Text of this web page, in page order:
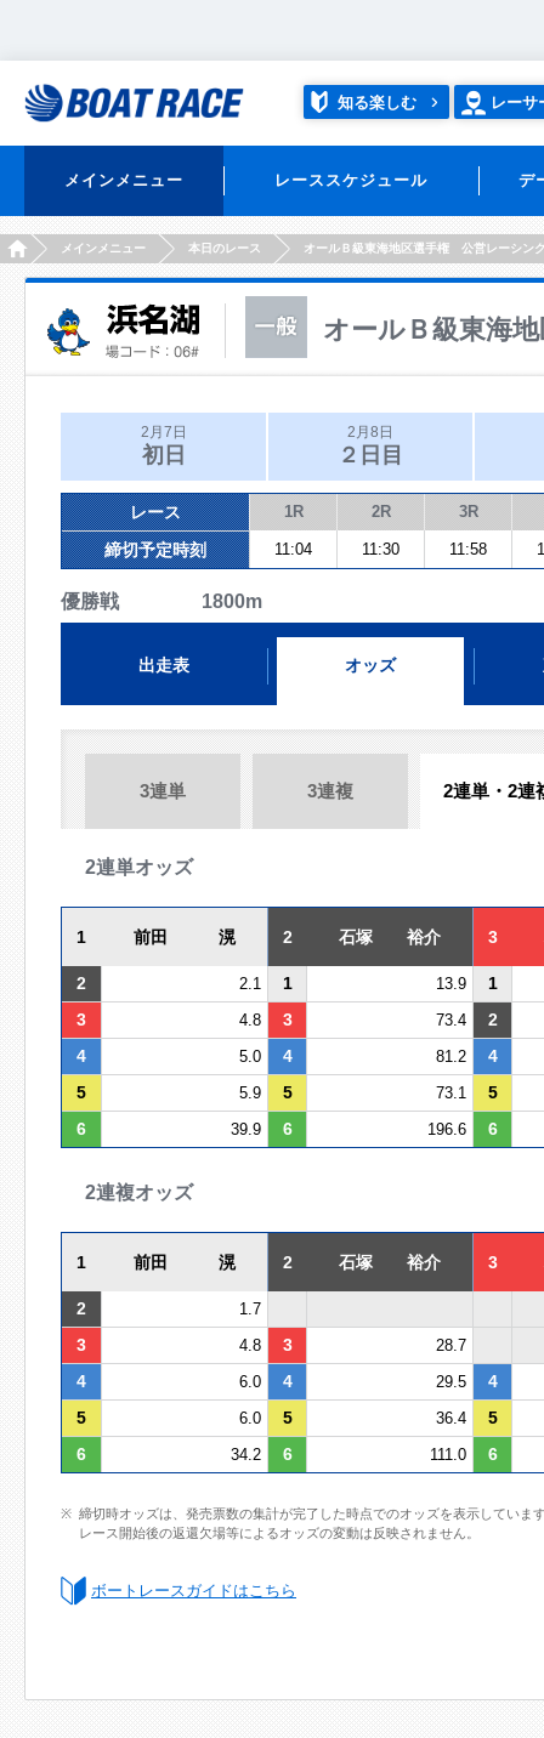
知る楽しむ レーサ
メインメニュー レーススケジュール デ
HOMEメインメニュー 本日のレース オールＢ級東海地区選手権 公営レーシン
オールＢ級東海
2月7日
初日
2月8日
２日目
レース 1R 2R 3R
締切予定時刻 11:04 11:30 11:58
優勝戦 1800m
出走表 オッズ
3連単 3連複 2連単・2連
2連単オッズ
1 前田 滉 2 石塚 裕介 3
2 2.1 1 13.9
1
3
4.8 3 73.4
2
4
5.0 4 81.2
4
5
5.9 5 73.1
5
6
39.9 6 196.6 6
2連複オッズ
1 前田 滉 2 石塚 裕介 3
2 1.7
3 4.8 3 28.7
4 6.0 4 29.5
4
5
6.0 5 36.4
5
6
34.2 6 111.0 6
締切時オッズは、発売票数の集計が完了した時点でのオッズを表示していま
レース開始後の返還欠場等によるオッズの変動は反映されません。
ボートレースガイドはこちら